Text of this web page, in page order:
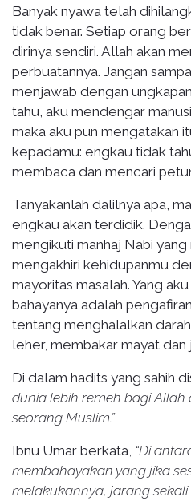
Banyak nyawa telah
tidak benar. Setiap orang
dirinya sendiri. Allah akan
perbuatannya. Jangan
menjawab dengan
tahu, aku mendengar
maka aku pun mengatakan
kepadamu: engkau tidak
membaca dan mencari
Tanyakanlah dalilnya apa,
engkau akan terdidik.
mengikuti manhaj Nabi yang
mengakhiri kehidupanmu
mayoritas masalah. Yang
bahayanya adalah
tentang menghalalkan
leher, membakar mayat dan
Di dalam hadits yang sahih
dunia lebih remeh bagi
seorang Muslim.”
Ibnu Umar berkata, “Di
membahayakan yang jika
melakukannya, jarang